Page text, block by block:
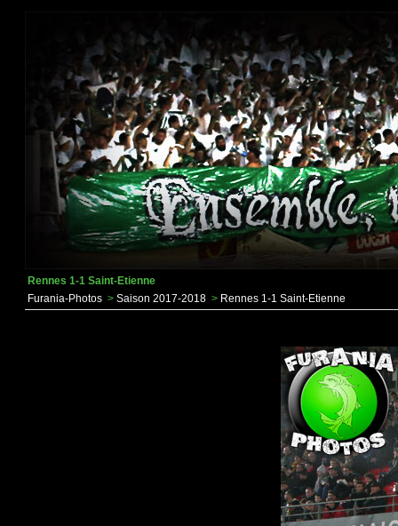
Rennes 1-1 Saint-Etienne
Furania-Photos > Saison 2017-2018 > Rennes 1-1 Saint-Etienne